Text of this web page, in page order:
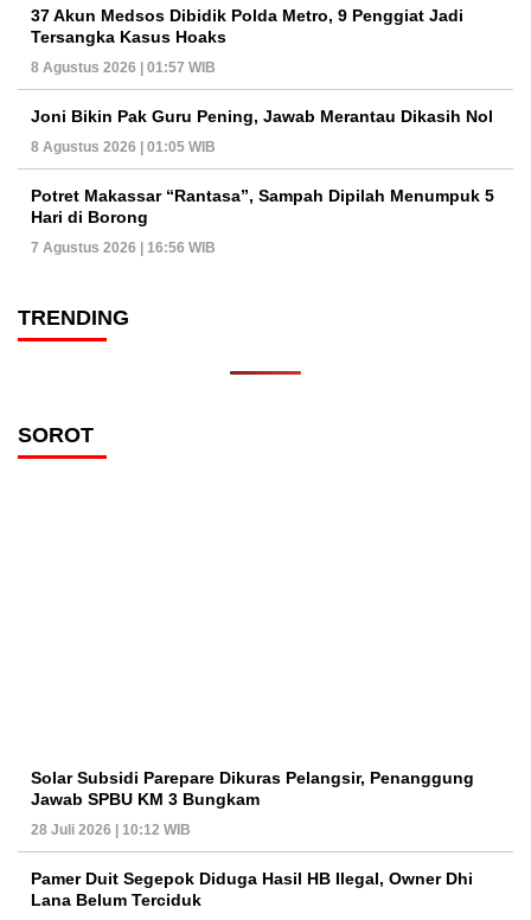
37 Akun Medsos Dibidik Polda Metro, 9 Penggiat Jadi
Tersangka Kasus Hoaks
8 Agustus 2026 | 01:57 WIB
Joni Bikin Pak Guru Pening, Jawab Merantau Dikasih Nol
8 Agustus 2026 | 01:05 WIB
Potret Makassar “Rantasa”, Sampah Dipilah Menumpuk 5
Hari di Borong
7 Agustus 2026 | 16:56 WIB
TRENDING
SOROT
Solar Subsidi Parepare Dikuras Pelangsir, Penanggung
Jawab SPBU KM 3 Bungkam
28 Juli 2026 | 10:12 WIB
Pamer Duit Segepok Diduga Hasil HB Ilegal, Owner Dhi
Lana Belum Terciduk